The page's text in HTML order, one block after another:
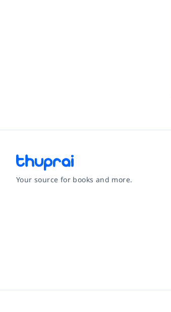
Your source for books and more.